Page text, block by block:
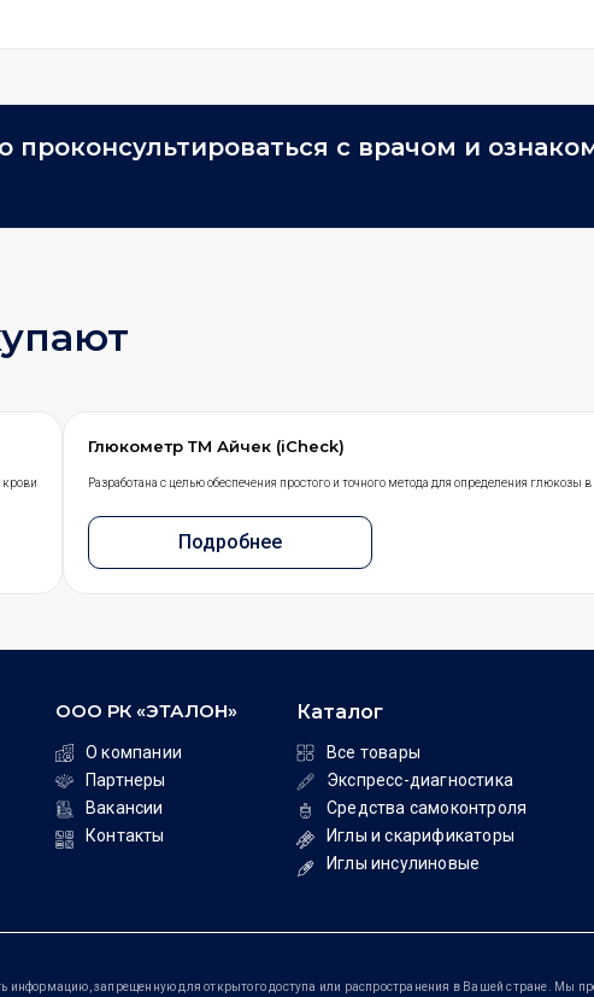
с врачом и
крови
Глюкометр ТМ Айчек (iCheck)
Разработана с целью обеспечения простого и точного метода для определения глюкозы
Подробнее
ООО РК «ЭТАЛОН»
О компании
Партнеры
Вакансии
Контакты
Каталог
Все товары
Экспресс-диагностика
Средства самоконтроля
Иглы и скарификаторы
Иглы инсулиновые
запрещенную для открытого доступа или распространения в Вашей стране. Мы